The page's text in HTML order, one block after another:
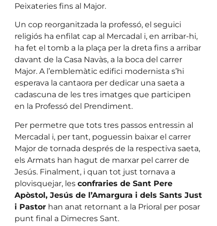
Peixateries fins al Major.
Un cop reorganitzada la professó, el seguici
religiós ha enfilat cap al Mercadal i, en arribar-hi,
ha fet el tomb a la plaça per la dreta fins a arribar
davant de la Casa Navàs, a la boca del carrer
Major. A l’emblemàtic edifici modernista s’hi
esperava la cantaora per dedicar una saeta a
cadascuna de les tres imatges que participen
en la Professó del Prendiment.
Per permetre que tots tres passos entressin al
Mercadal i, per tant, poguessin baixar el carrer
Major de tornada després de la respectiva saeta,
els Armats han hagut de marxar pel carrer de
Jesús. Finalment, i quan tot just tornava a
plovisquejar, les confraries de Sant Pere
Apòstol, Jesús de l’Amargura i dels Sants Just
i Pastor han anat retornant a la Prioral per posar
punt final a Dimecres Sant.